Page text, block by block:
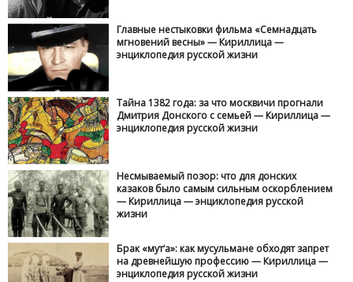
Главные нестыковки фильма «Семнадцать
мгновений весны» — Кириллица —
энциклопедия русской жизни
Тайна 1382 года: за что москвичи прогнали
Дмитрия Донского с семьей — Кириллица —
энциклопедия русской жизни
Несмываемый позор: что для донских
казаков было самым сильным оскорблением
— Кириллица — энциклопедия русской
жизни
Брак «мут‘а»: как мусульмане обходят запрет
на древнейшую профессию — Кириллица —
энциклопедия русской жизни